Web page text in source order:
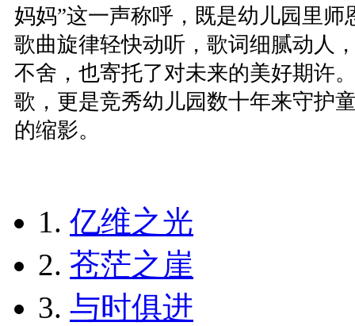
妈妈”这一声称呼，既是幼儿园里师
歌曲旋律轻快动听，歌词细腻动人
不舍，也寄托了对未来的美好期许
歌，更是竞秀幼儿园数十年来守护
的缩影。
1. 亿维之光
2. 苍茫之崖
3. 与时俱进